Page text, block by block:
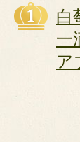
白
一
ア